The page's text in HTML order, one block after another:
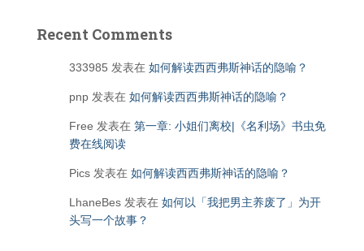
Recent Comments
333985 发表在 如何解读西西弗斯神话的隐喻？
pnp 发表在 如何解读西西弗斯神话的隐喻？
Free 发表在 第一章: 小姐们离校|《名利场》书虫免
费在线阅读
Pics 发表在 如何解读西西弗斯神话的隐喻？
LhaneBes 发表在 如何以「我把男主养废了」为开
头写一个故事？